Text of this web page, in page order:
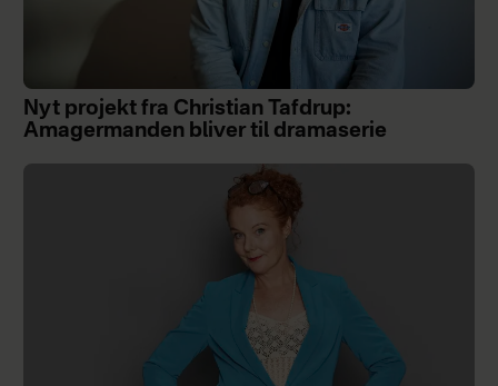
Nyt projekt fra Christian Tafdrup:
Amagermanden bliver til dramaserie